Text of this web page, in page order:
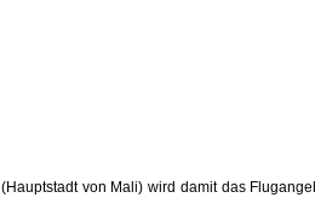
(Hauptstadt von Mali) wird damit das